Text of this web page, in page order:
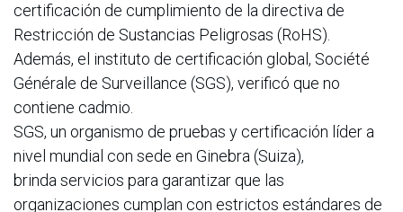
certificación de cumplimiento de la directiva de
Restricción de Sustancias Peligrosas (RoHS).
Además, el instituto de certificación global, Société
Générale de Surveillance (SGS), verificó que no
contiene cadmio.
SGS, un organismo de pruebas y certificación líder a
nivel mundial con sede en Ginebra (Suiza),
brinda servicios para garantizar que las
organizaciones cumplan con estrictos estándares de